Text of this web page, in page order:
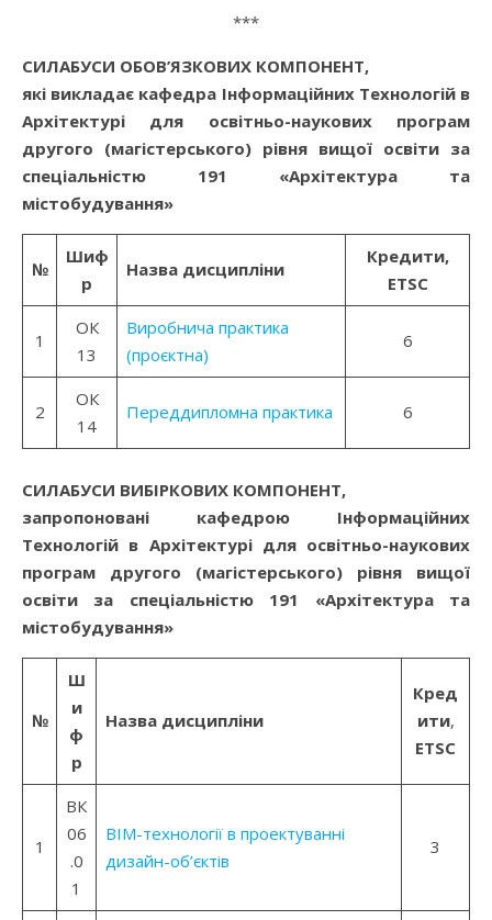
***
СИЛАБУСИ ОБОВ’ЯЗКОВИХ КОМПОНЕНТ,
які викладає кафедра Інформаційних Технологій в
Архітектурі для освітньо-наукових програм
другого (магістерського) рівня вищої освіти за
спеціальністю 191 «Архітектура та
містобудування»
№
Шиф
р
Назва дисципліни
Кредити,
ETSC
1
ОК
13
Виробнича практика
(проєктна)
6
2
ОК
14
Переддипломна практика 6
СИЛАБУСИ ВИБІРКОВИХ КОМПОНЕНТ,
запропоновані кафедрою Інформаційних
Технологій в Архітектурі для освітньо-наукових
програм другого (магістерського) рівня вищої
освіти за спеціальністю 191 «Архітектура та
містобудування»
№
Ш
и
ф
р
Назва дисципліни
Кред
ити,
ETSC
1
ВК
06
.0
1
BIM-технології в проектуванні
дизайн-об’єктів
3